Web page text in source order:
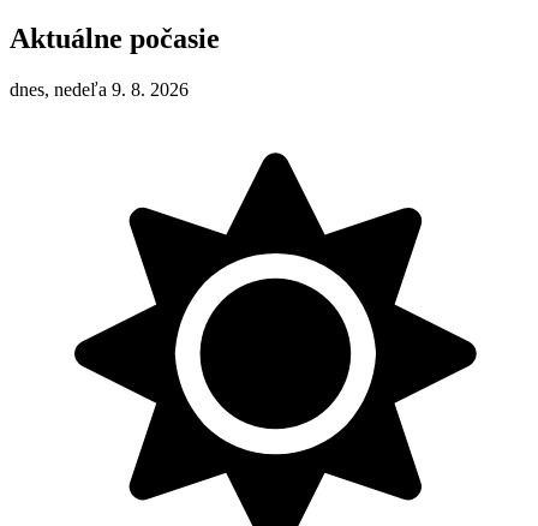
Aktuálne počasie
dnes, nedeľa 9. 8. 2026